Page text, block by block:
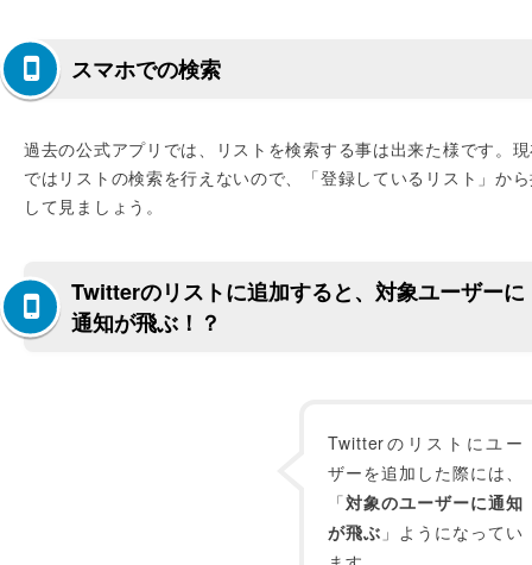
スマホでの検索
過去の公式アプリでは、リストを検索する事は出来た様です。
ではリストの検索を行えないので、「登録しているリスト」か
して見ましょう。
Twitterのリストに追加すると、対象ユーザーに
通知が飛ぶ！？
Twitterのリストにユー
ザーを追加した際には、
「対象のユーザーに通知
が飛ぶ 」ようになってい